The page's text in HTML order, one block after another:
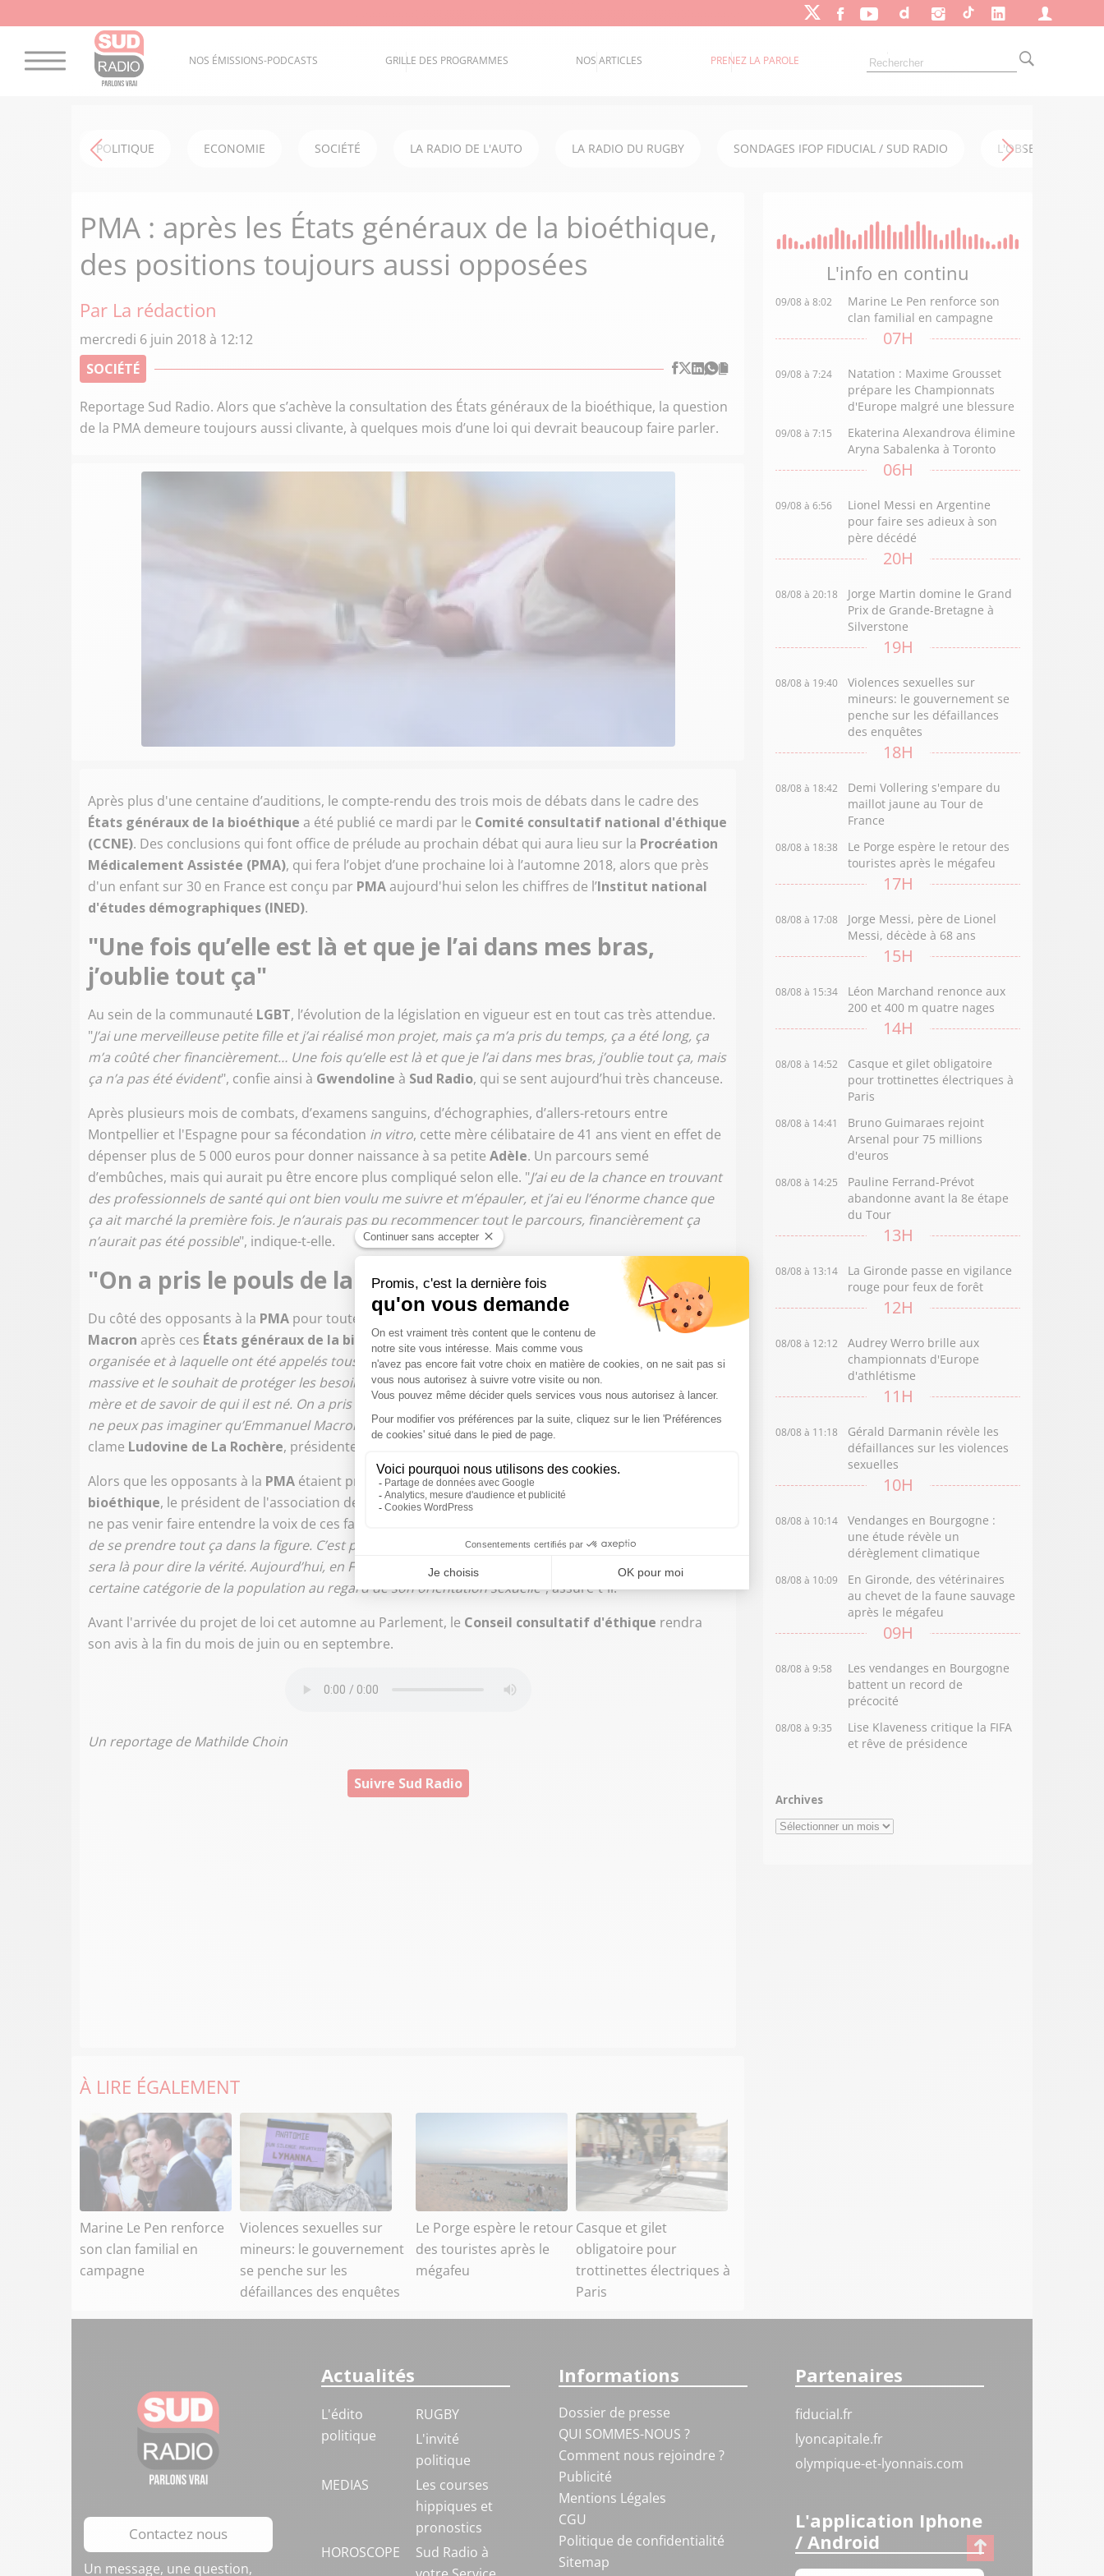
NOS ÉMISSIONS-PODCASTS GRILLE DES PROGRAMMES NOS ARTICLES PRENEZ LA PAROLE
POLITIQUE ECONOMIE SOCIÉTÉ LA RADIO DE L'AUTO LA RADIO DU RUGBY SONDAGES IFOP FIDUCIAL / SUD RADIO L'OBSERVATOIRE
PMA : après les États généraux de la bioéthique,
des positions toujours aussi opposées
Par La rédaction
mercredi 6 juin 2018 à 12:12
SOCIÉTÉ
Reportage Sud Radio. Alors que s’achève la consultation des États généraux de la bioéthique, la question
de la PMA demeure toujours aussi clivante, à quelques mois d’une loi qui devrait beaucoup faire parler.
Après plus d'une centaine d’auditions, le compte-rendu des trois mois de débats dans le cadre des
États généraux de la bioéthique a été publié ce mardi par le Comité consultatif national d'éthique
(CCNE). Des conclusions qui font office de prélude au prochain débat qui aura lieu sur la Procréation
Médicalement Assistée (PMA), qui fera l’objet d’une prochaine loi à l’automne 2018, alors que près
d'un enfant sur 30 en France est conçu par PMAaujourd'hui selon les chiffres de l’Institut national
d'études démographiques (INED).
"Une fois qu’elle est là et que je l’ai dans mes bras,
j’oublie tout ça"
Au sein de la communauté LGBT, l’évolution de la législation en vigueur est en tout cas très attendue.
"J’ai une merveilleuse petite fille et j’ai réalisé mon projet, mais ça m’a pris du temps, ça a été long, ça
m’a coûté cher financièrement… Une fois qu’elle est là et que je l’ai dans mes bras, j’oublie tout ça, mais
ça n’a pas été évident", confie ainsi à Gwendoline à Sud Radio, qui se sent aujourd’hui très chanceuse.
Après plusieurs mois de combats, d’examens sanguins, d’échographies, d’allers-retours entre
Montpellier et l'Espagne pour sa fécondation in vitro, cette mère célibataire de 41 ans vient en effet de
dépenser plus de 5 000 euros pour donner naissance à sa petite Adèle. Un parcours semé
d’embûches, mais qui aurait pu être encore plus compliqué selon elle. "J’ai eu de la chance en trouvant
des professionnels de santé qui ont bien voulu me suivre et m’épauler, et j’ai eu l’énorme chance que
ça ait marché la première fois. Je n’aurais pas pu recommencer tout le parcours, financièrement ça
n’aurait pas été possible", indique-t-elle.
"On a pris le pouls de la société française"
Du côté des opposants à la PMA pour toutes, on veut aujourd’hui mettre la pression sur Emmanuel
Macron après ces États généraux de la bioéthique. "De manière incontestable, cette consultation
organisée et à laquelle ont été appelés tous ceux qui souhaitaient y participer montre une opposition
massive et le souhait de protéger les besoins du plus vulnérable, l’enfant, de connaître son père et sa
mère et de savoir de qui il est né. On a pris le pouls de la société française et de l’opinion publique. Je
ne peux pas imaginer qu’Emmanuel Macron manque de raison et de sagesse et insiste sur ce sujet",
clame Ludovine de La Rochère, présidente de la Manif pour tous
Alors que les opposants à la PMA étaient présents en nombre dans cesÉtats généraux de la
bioéthique, le président de l'association des familles homoparentales,Alexandre Urvitz
ne pas venir faire entendre la voix de ces familles. "
de se prendre tout ça dans la figure. C’est pour ça qu’on n’est pas venu répondre à ces débats, mais on
sera là pour dire la vérité. Aujourd’hui, en France, on ne peut pas réserver un geste médical à une
certaine catégorie de la population au regard de son orientation sexuelle", assure-t-il.
Avant l'arrivée du projet de loi cet automne au Parlement, le Conseil consultatif d'éthique rendra
son avis à la fin du mois de juin ou en septembre.
Un reportage de Mathilde Choin
Suivre Sud Radio
À LIRE ÉGALEMENT
Marine Le Pen renforce
son clan familial en
campagne
Violences sexuelles sur
mineurs: le gouvernement
se penche sur les
défaillances des enquêtes
Le Porge espère le retour
des touristes après le
mégafeu
Casque et gilet
obligatoire pour
trottinettes électriques à
Paris
L'info en continu
09/08 à 8:02
Marine Le Pen renforce son
clan familial en campagne
07H
09/08 à 7:24
Natation : Maxime Grousset
prépare les Championnats
d'Europe malgré une blessure
09/08 à 7:15
Ekaterina Alexandrova élimine
Aryna Sabalenka à Toronto
06H
09/08 à 6:56
Lionel Messi en Argentine
pour faire ses adieux à son
père décédé
20H
08/08 à 20:18
Jorge Martin domine le Grand
Prix de Grande-Bretagne à
Silverstone
19H
08/08 à 19:40
Violences sexuelles sur
mineurs: le gouvernement se
penche sur les défaillances
des enquêtes
18H
08/08 à 18:42
Demi Vollering s'empare du
maillot jaune au Tour de
France
08/08 à 18:38
Le Porge espère le retour des
touristes après le mégafeu
17H
08/08 à 17:08
Jorge Messi, père de Lionel
Messi, décède à 68 ans
15H
08/08 à 15:34
Léon Marchand renonce aux
200 et 400 m quatre nages
14H
08/08 à 14:52
Casque et gilet obligatoire
pour trottinettes électriques à
Paris
08/08 à 14:41
Bruno Guimaraes rejoint
Arsenal pour 75 millions
d'euros
08/08 à 14:25
Pauline Ferrand-Prévot
abandonne avant la 8e étape
du Tour
13H
08/08 à 13:14
La Gironde passe en vigilance
rouge pour feux de forêt
12H
08/08 à 12:12
Audrey Werro brille aux
championnats d'Europe
d'athlétisme
11H
08/08 à 11:18
Gérald Darmanin révèle les
défaillances sur les violences
sexuelles
10H
08/08 à 10:14
Vendanges en Bourgogne :
une étude révèle un
dérèglement climatique
08/08 à 10:09
En Gironde, des vétérinaires
au chevet de la faune sauvage
après le mégafeu
09H
08/08 à 9:58
Les vendanges en Bourgogne
battent un record de
précocité
08/08 à 9:35
Lise Klaveness critique la FIFA
et rêve de présidence
Archives
Archives
Contactez nous
Un message, une question,
Actualités
L'édito
politique
RUGBY
L'invité
politique
MEDIAS
Les courses
hippiques et
pronostics
HOROSCOPE
Sud Radio à
Informations
Dossier de presse
QUI SOMMES-NOUS ?
Comment nous rejoindre ?
Publicité
Mentions Légales
CGU
Politique de confidentialité
Sitemap
Partenaires
fiducial.fr
lyoncapitale.fr
olympique-et-lyonnais.com
L'application Iphone
/ Android